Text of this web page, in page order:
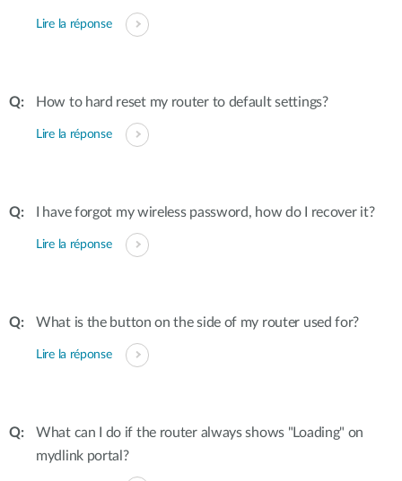
Lire la réponse
How to hard reset my router to default settings?
Lire la réponse
I have forgot my wireless password, how do I recover it?
Lire la réponse
What is the button on the side of my router used for?
Lire la réponse
What can I do if the router always shows "Loading" on
mydlink portal?